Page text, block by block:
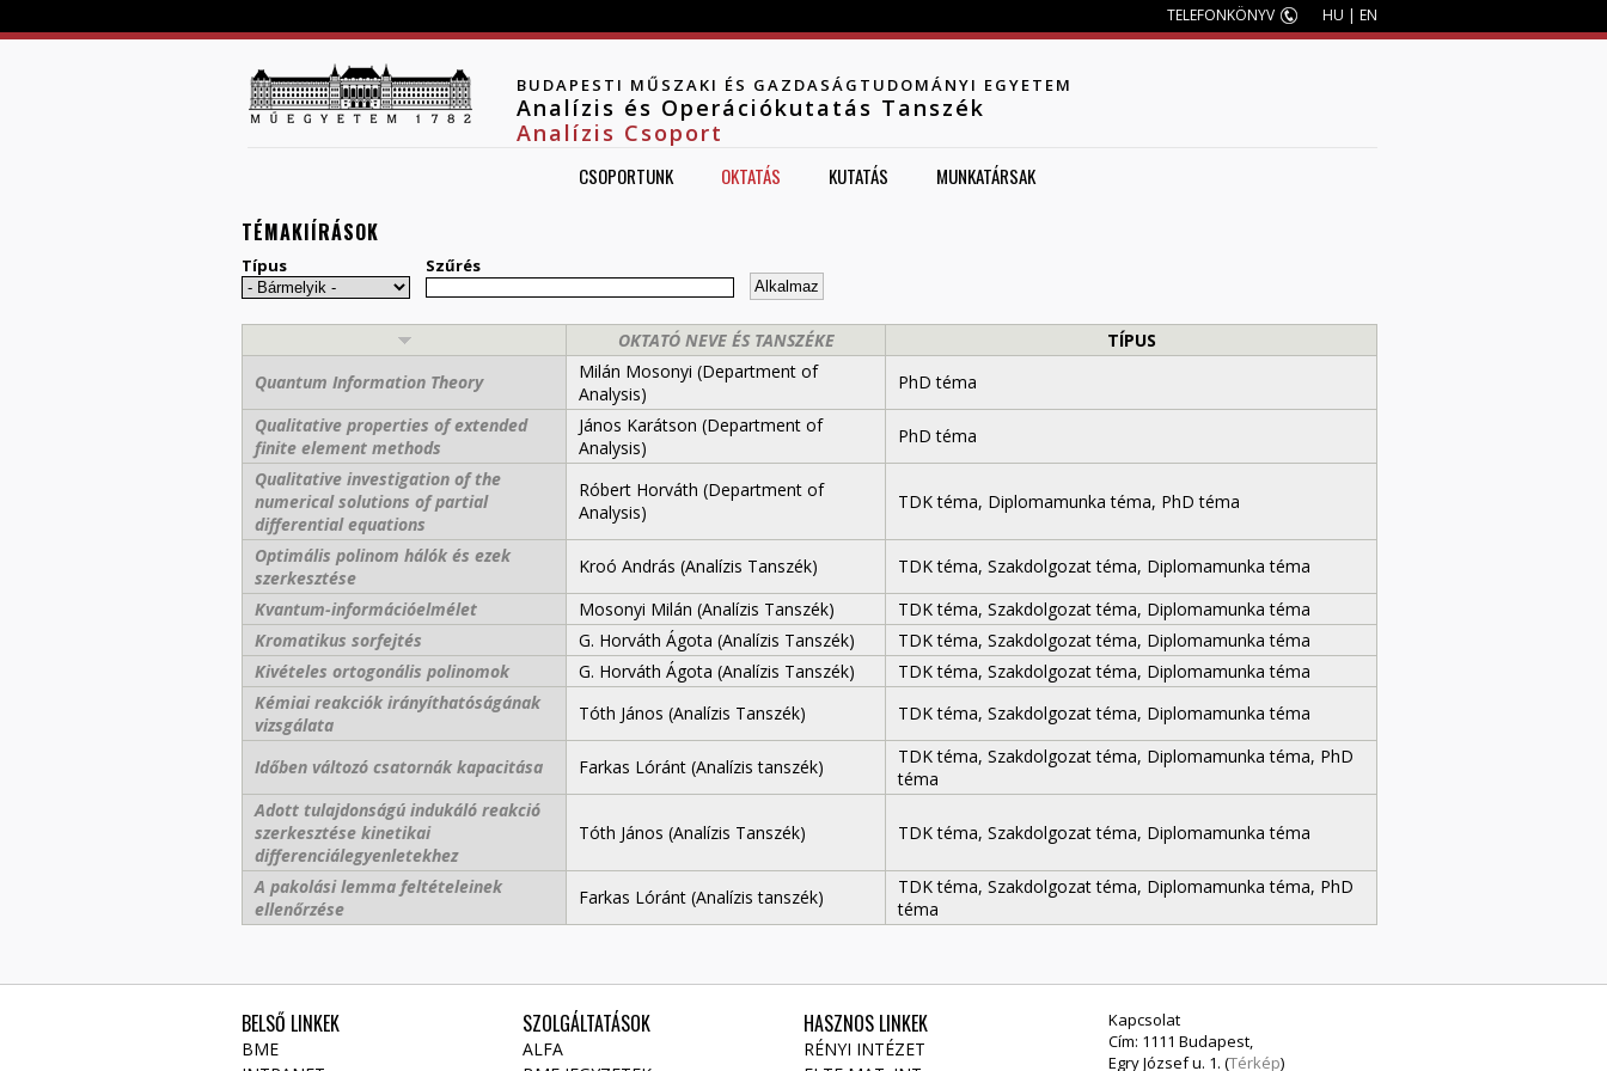
TELEFONKÖNYV HU | EN
BUDAPESTI MŰSZAKI ÉS GAZDASÁGTUDOMÁNYI EGYETEM
Analízis és Operációkutatás Tanszék
Analízis Csoport
CSOPORTUNK OKTATÁS KUTATÁS MUNKATÁRSAK
TÉMAKIÍRÁSOK
Típus Szűrés
OKTATÓ NEVE ÉS TANSZÉKE
TÍPUS
Quantum Information Theory
Milán Mosonyi (Department of
Analysis)
PhD téma
Qualitative properties of extended
finite element methods
János Karátson (Department of
Analysis)
PhD téma
Qualitative investigation of the
numerical solutions of partial
differential equations
Róbert Horváth (Department of
Analysis)
TDK téma, Diplomamunka téma, PhD téma
Optimális polinom hálók és ezek
szerkesztése
Kroó András (Analízis Tanszék)
TDK téma, Szakdolgozat téma, Diplomamunka téma
Kvantum-információelmélet
Mosonyi Milán (Analízis Tanszék)
TDK téma, Szakdolgozat téma, Diplomamunka téma
Kromatikus sorfejtés
G. Horváth Ágota (Analízis Tanszék)
TDK téma, Szakdolgozat téma, Diplomamunka téma
Kivételes ortogonális polinomok
G. Horváth Ágota (Analízis Tanszék)
TDK téma, Szakdolgozat téma, Diplomamunka téma
Kémiai reakciók irányíthatóságának
vizsgálata
Tóth János (Analízis Tanszék) TDK téma, Szakdolgozat téma, Diplomamunka téma
Időben változó csatornák kapacitása Farkas Lóránt (Analízis tanszék)
TDK téma, Szakdolgozat téma, Diplomamunka téma, PhD
téma
Adott tulajdonságú indukáló reakció
szerkesztése kinetikai
differenciálegyenletekhez
Tóth János (Analízis Tanszék) TDK téma, Szakdolgozat téma, Diplomamunka téma
A pakolási lemma feltételeinek
ellenőrzése
Farkas Lóránt (Analízis tanszék)
TDK téma, Szakdolgozat téma, Diplomamunka téma, PhD
téma
BELSŐ LINKEK
BME
SZOLGÁLTATÁSOK
ALFA
HASZNOS LINKEK
RÉNYI INTÉZET
Kapcsolat
Cím: 1111 Budapest,
Egry József u. 1. (Térkép)